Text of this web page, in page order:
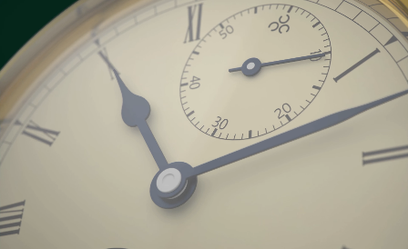
Opus GM